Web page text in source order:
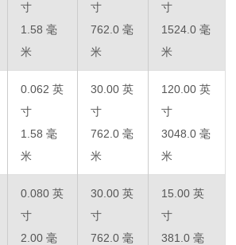
寸
1.58 毫
米
寸
762.0 毫
米
寸
1524.0 毫
米
0.062 英
寸
1.58 毫
米
30.00 英
寸
762.0 毫
米
120.00 英
寸
3048.0 毫
米
0.080 英
寸
2.00 毫
30.00 英
寸
762.0 毫
15.00 英
寸
381.0 毫